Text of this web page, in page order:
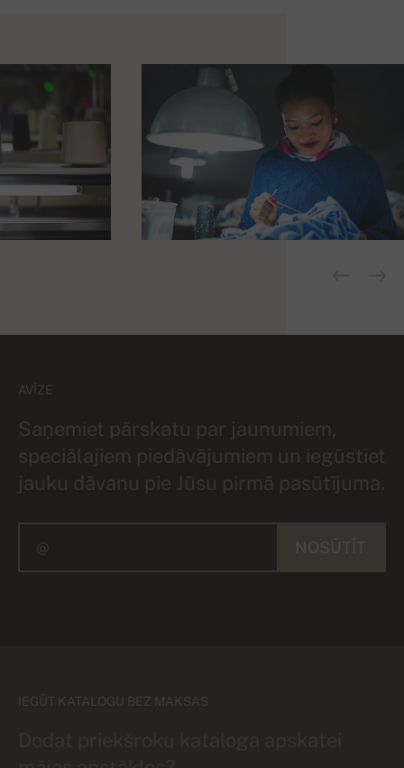
AVĪZE
Saņemiet pārskatu par jaunumiem,
speciālajiem piedāvājumiem un iegūstiet
jauku dāvanu pie Jūsu pirmā pasūtījuma.
IEGŪT KATALOGU BEZ MAKSAS